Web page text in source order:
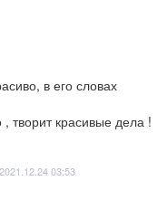
в его словах
творит красивые дела !
2021.12.24 03:53